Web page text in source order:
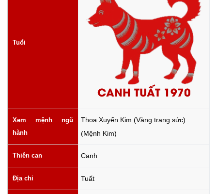
Tuổi
CANH TUẤT 1970
Xem mệnh ngũ
hành
Thoa Xuyến Kim (Vàng trang sức)
(Mệnh Kim)
Thiên can Canh
Địa chi Tuất